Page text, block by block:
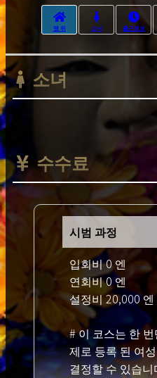
맨 위 소녀 출근정보
소녀
수수료
시범 과정
입회비 0 엔
연회비 0 엔
설정비 20,000 엔
# 이 코스는 한
제로 등록 된 여
결정할 수 있습니